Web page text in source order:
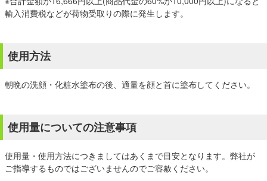
輸入消費税などが荷物受取りの際に発生します。
使用方法
朝晩の洗顔・化粧水塗布の後、適量を顔と首に塗布してください。
使用量についての注意事項
使用量・使用方法につきましてはあくまで目安となります。弊社が
ご指導するものではございませんのでご容赦ください。